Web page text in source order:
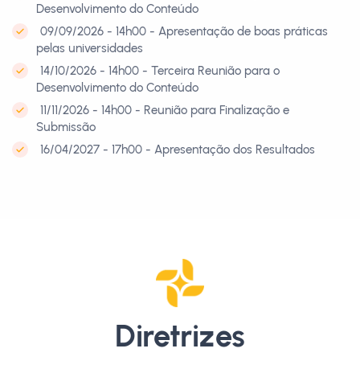
Desenvolvimento do Conteúdo
09/09/2026 - 14h00 - Apresentação de boas práticas
pelas universidades
14/10/2026 - 14h00 - Terceira Reunião para o
Desenvolvimento do Conteúdo
11/11/2026 - 14h00 - Reunião para Finalização e
Submissão
16/04/2027 - 17h00 - Apresentação dos Resultados
Diretrizes